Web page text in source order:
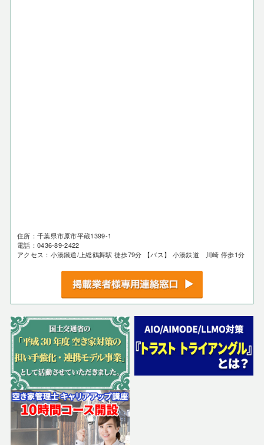
住所：千葉県市原市平蔵1399-1
電話：0436-89-2422
アクセス：小湊鐵道/上総鶴舞駅 徒歩79分 【バス】 小湊鉄道 川崎 停歩1分